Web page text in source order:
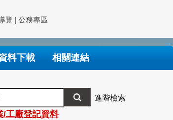
覽 | 公務專區
料下載 相關連結
進階檢索
/工廠登記資料